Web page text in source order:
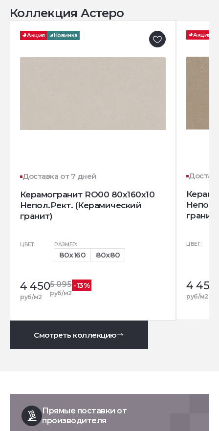
Коллекция Астеро
Акция Новинка
Доставка от 7 дней
Керамогранит RO00 80x160x10
Непол.Рект. (Керамический
гранит)
ЦВЕТ: РАЗМЕР:
80x160 80x80
4 450
руб/м2
5 095
руб/м2
-13%
Акция
гранит)
ЦВЕТ:
4 450
руб/м2
Смотреть коллекцию
Прямые поставки от
производителя